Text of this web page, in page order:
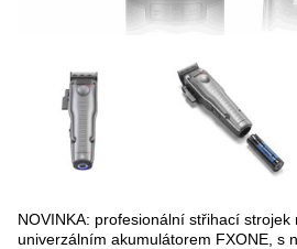
NOVINKA: profesionální střihací strojek
univerzálním akumulátorem FXONE, s